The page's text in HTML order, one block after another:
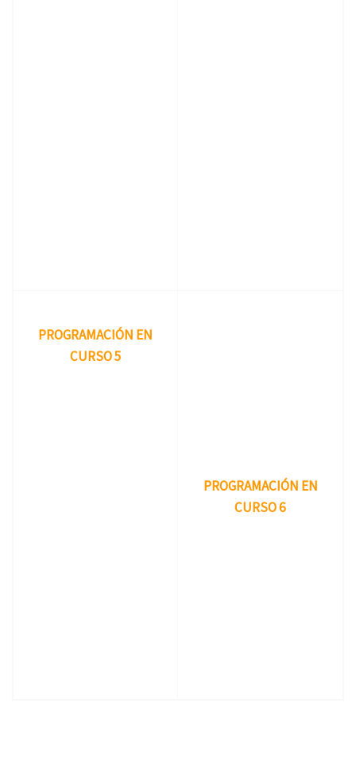
PROGRAMACIÓN EN
CURSO 5
PROGRAMACIÓN EN
CURSO 6